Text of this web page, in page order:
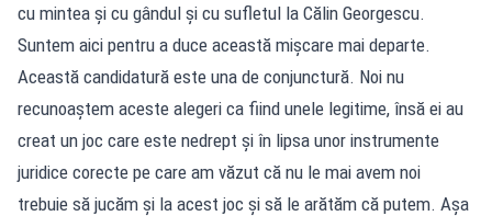
cu mintea și cu gândul și cu sufletul la Călin Georgescu.
Suntem aici pentru a duce această mișcare mai departe.
Această candidatură este una de conjunctură. Noi nu
recunoaștem aceste alegeri ca fiind unele legitime, însă ei au
creat un joc care este nedrept și în lipsa unor instrumente
juridice corecte pe care am văzut că nu le mai avem noi
trebuie să jucăm și la acest joc și să le arătăm că putem. Așa